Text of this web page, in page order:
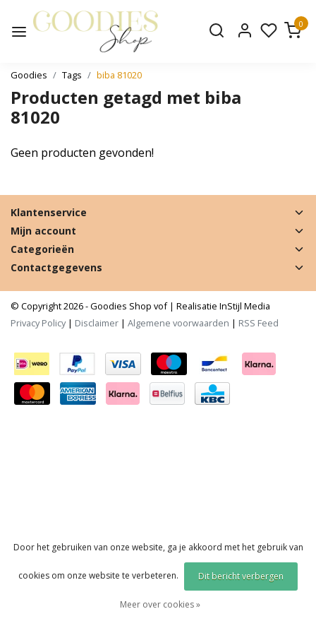
0
Goodies Tags biba 81020
Producten getagd met biba
81020
Geen producten gevonden!
Klantenservice
Mijn account
Categorieën
Contactgegevens
© Copyright 2026 - Goodies Shop vof | Realisatie InStijl Media
Privacy Policy| Disclaimer | Algemene voorwaarden | RSS Feed
Door het gebruiken van onze website, ga je akkoord met het gebruik van
cookies om onze website te verbeteren. Dit bericht verbergen
Meer over cookies »